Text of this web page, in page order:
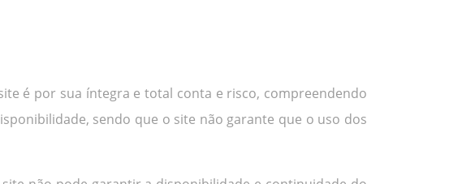
é por sua íntegra e total conta e risco, compreendendo
sendo que o site não garante que o uso dos